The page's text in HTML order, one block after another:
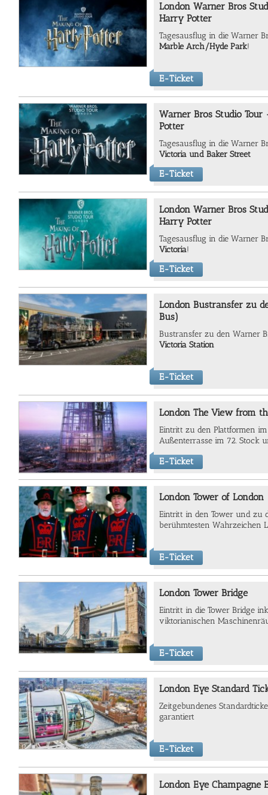
London Warner Bros
Harry Potter
Tagesausflug in die Warner
Marble Arch/Hyde Park!
E-Ticket
Warner Bros Studio
Potter
Tagesausflug in die Warner
Victoria und Baker Street
E-Ticket
London Warner Bros
Harry Potter
Tagesausflug in die Warner
Victoria!
E-Ticket
London Bustransfer zu
Bus)
Bustransfer zu den Warner
Victoria Station
E-Ticket
London The View from
Eintritt zu den Plattformen
Außenterrasse im 72. Stock
E-Ticket
London Tower of London
Eintritt in den Tower und zu
berühmtesten Wahrzeichen
E-Ticket
London Tower Bridge
Eintritt in die Tower Bridge
viktorianischen
E-Ticket
London Eye Standard
Zeitgebundenes
garantiert
E-Ticket
London Eye Champagne